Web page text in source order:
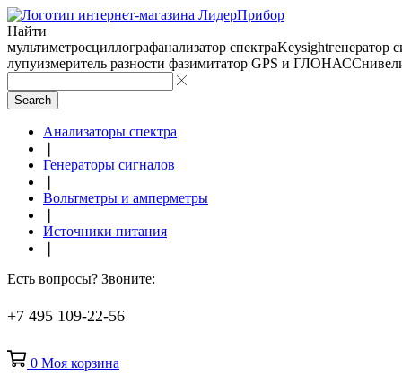
Найти
мультиметросциллографанализатор спектраKeysightгенератор
лупуизмеритель разности фазимитатор GPS и ГЛОНАСС
Search
Анализаторы спектра
Генераторы сигналов
Вольтметры и амперметры
Источники питания
Есть вопросы? Звоните:
+7 495 109-22-56
0 Моя корзина